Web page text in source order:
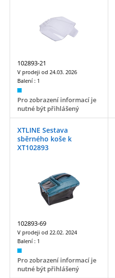
102893-21
V prodeji od 24.03. 2026
Balení : 1
Pro zobrazení informací je
nutné být přihlášený
XTLINE Sestava
sběrného koše k
XT102893
102893-69
V prodeji od 22.02. 2024
Balení : 1
Pro zobrazení informací je
nutné být přihlášený